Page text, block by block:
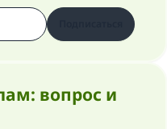
вопрос и